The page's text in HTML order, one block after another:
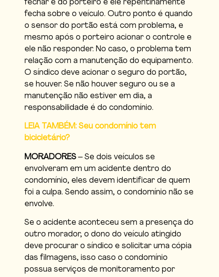
fechar é do porteiro e ele repentinamente
fecha sobre o veículo. Outro ponto é quando
o sensor do portão está com problema, e
mesmo após o porteiro acionar o controle e
ele não responder. No caso, o problema tem
relação com a manutenção do equipamento.
O síndico deve acionar o seguro do portão,
se houver. Se não houver seguro ou se a
manutenção não estiver em dia, a
responsabilidade é do condomínio.
LEIA TAMBÉM: Seu condomínio tem
bicicletário?
MORADORES– Se dois veículos se
envolveram em um acidente dentro do
condomínio, eles devem identificar de quem
foi a culpa. Sendo assim, o condomínio não se
envolve.
Se o acidente aconteceu sem a presença do
outro morador, o dono do veículo atingido
deve procurar o síndico e solicitar uma cópia
das filmagens, isso caso o condomínio
possua serviços de monitoramento por